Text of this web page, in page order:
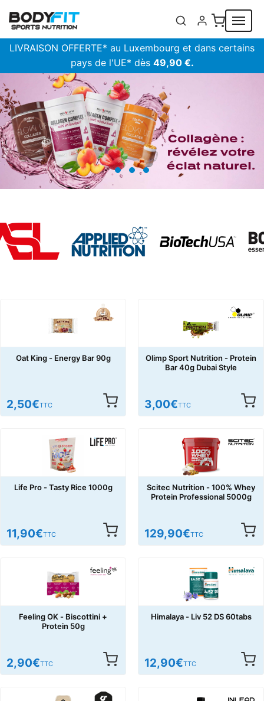
LIVRAISON OFFERTE* au Luxembourg et dans certains
pays de l'UE* dès 49,90 €.
Oat King - Energy Bar 90g
2,50€TTC
Olimp Sport Nutrition - Protein
Bar 40g Dubai Style
3,00€TTC
Life Pro - Tasty Rice 1000g
11,90€TTC
Scitec Nutrition - 100% Whey
Protein Professional 5000g
129,90€TTC
Feeling OK - Biscottini +
Protein 50g
2,90€TTC
Himalaya - Liv 52 DS 60tabs
12,90€TTC